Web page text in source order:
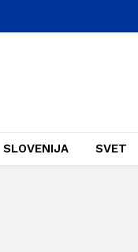
SLOVENIJA SVET